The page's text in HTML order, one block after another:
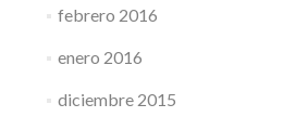
febrero 2016
enero 2016
diciembre 2015